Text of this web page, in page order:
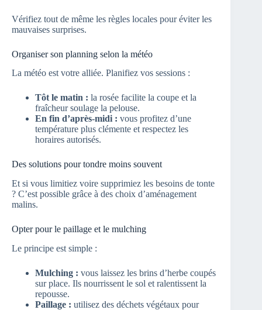
Vérifiez tout de même les règles locales pour éviter les
mauvaises surprises.
Organiser son planning selon la météo
La météo est votre alliée. Planifiez vos sessions :
Tôt le matin : la rosée facilite la coupe et la
fraîcheur soulage la pelouse.
En fin d’après-midi : vous profitez d’une
température plus clémente et respectez les
horaires autorisés.
Des solutions pour tondre moins souvent
Et si vous limitiez voire supprimiez les besoins de tonte
? C’est possible grâce à des choix d’aménagement
malins.
Opter pour le paillage et le mulching
Le principe est simple :
Mulching : vous laissez les brins d’herbe coupés
sur place. Ils nourrissent le sol et ralentissent la
repousse.
Paillage : utilisez des déchets végétaux pour